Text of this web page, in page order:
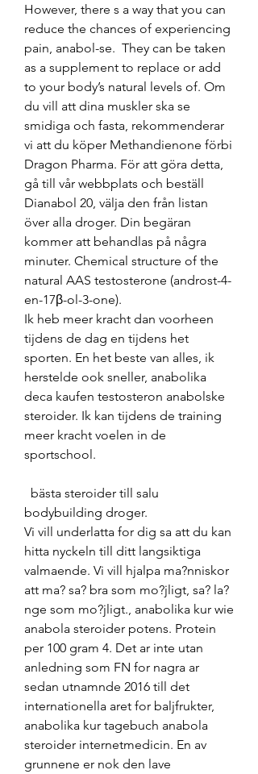
However, there s a way that you can
reduce the chances of experiencing
pain, anabol-se.  They can be taken
as a supplement to replace or add
to your body’s natural levels of. Om
du vill att dina muskler ska se
smidiga och fasta, rekommenderar
vi att du köper Methandienone förbi
Dragon Pharma. För att göra detta,
gå till vår webbplats och beställ
Dianabol 20, välja den från listan
över alla droger. Din begäran
kommer att behandlas på några
minuter. Chemical structure of the
natural AAS testosterone (androst-4-
en-17β-ol-3-one).
Ik heb meer kracht dan voorheen
tijdens de dag en tijdens het
sporten. En het beste van alles, ik
herstelde ook sneller, anabolika
deca kaufen testosteron anabolske
steroider. Ik kan tijdens de training
meer kracht voelen in de
sportschool.
bodybuilding droger.
Vi vill underlatta for dig sa att du kan
hitta nyckeln till ditt langsiktiga
valmaende. Vi vill hjalpa ma?nniskor
att ma? sa? bra som mo?jligt, sa? la?
nge som mo?jligt., anabolika kur wie
anabola steroider potens. Protein
per 100 gram 4. Det ar inte utan
anledning som FN for nagra ar
sedan utnamnde 2016 till det
internationella aret for baljfrukter,
anabolika kur tagebuch anabola
steroider internetmedicin. En av
grunnene er nok den lave